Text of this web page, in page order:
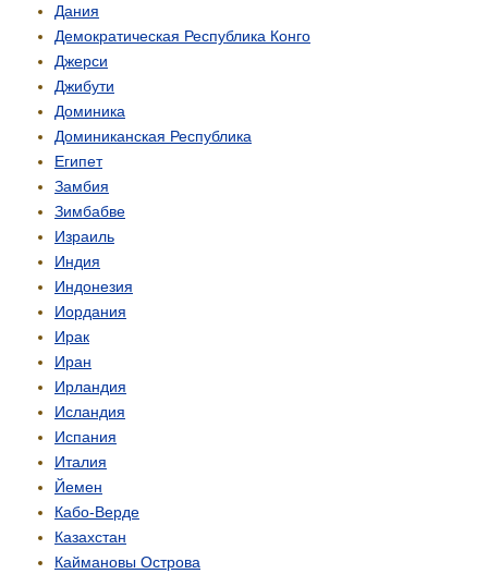
Дания
Демо­кратическая Республика Конго
Джерси
Джибути
Доминика
Доминиканская Республика
Египет
Замбия
Зимбабве
Израиль
Индия
Индонезия
Иордания
Ирак
Иран
Ирландия
Исландия
Испания
Италия
Йемен
Кабо-Верде
Казахстан
Каймановы Острова